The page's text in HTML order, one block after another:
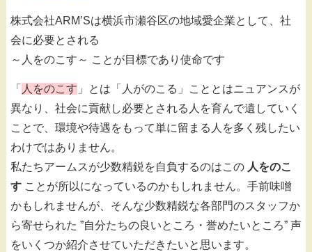
株式会社ARM’Sは横浜市瀬谷区の地域愛企業として、社
会に必要とされる
～人をのこす～ ことが目標であり使命です
「 人をのこす 」とは「人がのこる」こととはニュアンスが
異なり、社会に貢献し必要とされる人を育んで遺していく
ことで、環境や待遇をもって単に留まる人を多く残したい
わけではありません。
私たちアームスが少数精鋭を自負するのはこの 人をのこ
す ことが所以になっているのかもしれません。手前味噌
かもしれませんが、そんな少数精鋭な各部門のスタッフか
ら寄せられた ”自分たちの良いところ・誉めたいところ” 声
をいくつか紹介させていただきたいと思います。